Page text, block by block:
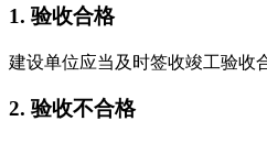
1. 验收合格
建设单位应当及时签收竣工验收
2. 验收不合格